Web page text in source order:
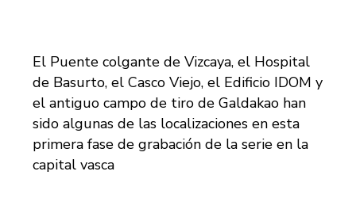
El Puente colgante de Vizcaya, el Hospital
de Basurto, el Casco Viejo, el Edificio IDOM y
el antiguo campo de tiro de Galdakao han
sido algunas de las localizaciones en esta
primera fase de grabación de la serie en la
capital vasca